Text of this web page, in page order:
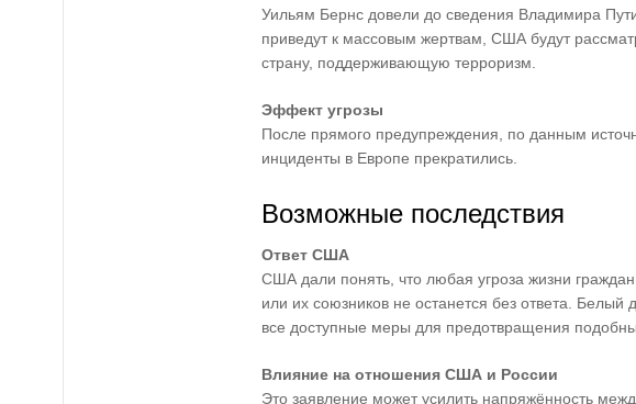
Уильям Бернс довели до сведения Владимира
приведут к массовым жертвам, США будут
страну, поддерживающую терроризм.
Эффект угрозы
После прямого предупреждения, по данным
инциденты в Европе прекратились.
Возможные последствия
Ответ США
США дали понять, что любая угроза жизни
или их союзников не останется без ответа. Белый
все доступные меры для предотвращения
Влияние на отношения США и России
Это заявление может усилить напряжённость